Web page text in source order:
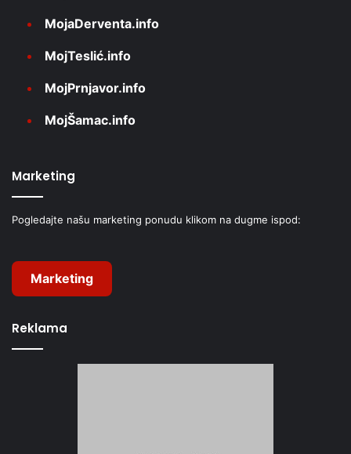
MojaDerventa.info
MojTeslić.info
MojPrnjavor.info
MojŠamac.info
Marketing
Pogledajte našu marketing ponudu klikom na dugme ispod:
Marketing
Reklama